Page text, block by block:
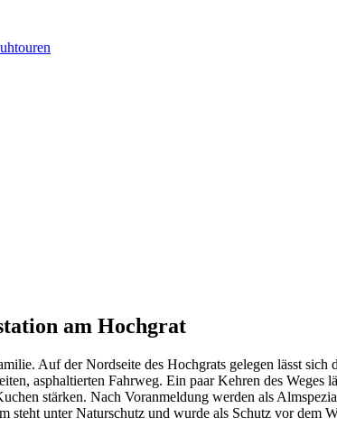
am Hochgrat
Auf der Nordseite des Hochgrats gelegen lässt
asphaltierten Fahrweg. Ein paar Kehren des Weges
stärken. Nach Voranmeldung werden als
unter Naturschutz und wurde als Schutz vor dem